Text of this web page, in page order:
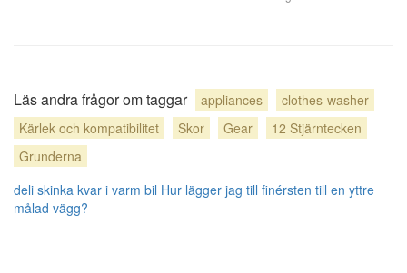
Läs andra frågor om taggar appliances
clothes-washer
Kärlek och kompatibilitet
Skor Gear
12 Stjärntecken
Grunderna
deli skinka kvar i varm bil Hur lägger jag till finérsten till en yttre
målad vägg?